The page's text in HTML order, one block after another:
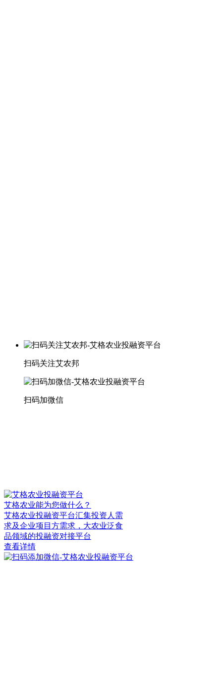
扫码关注艾农邦
扫码加微信
艾格农业能为您做什么？
艾格农业投融资平台汇集投资人需
求及企业项目方需求，大农业泛食
品领域的投融资对接平台
查看详情